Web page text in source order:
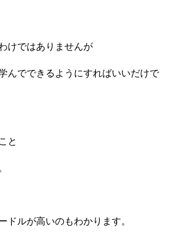
けではありませんが
んでできるようにすればいいだけで
と
ドルが高いのもわかります。